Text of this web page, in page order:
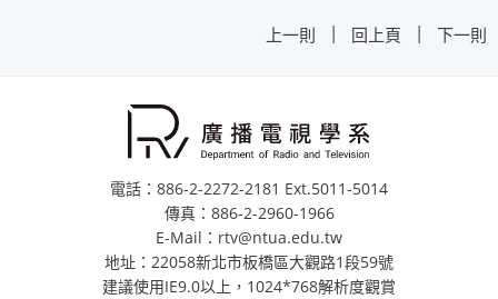
上一則 | 回上頁 | 下一則
電話：886-2-2272-2181 Ext.5011-5014
傳真：886-2-2960-1966
E-Mail：rtv@ntua.edu.tw
地址：22058新北市板橋區大觀路1段59號
建議使用IE9.0以上，1024*768解析度觀賞